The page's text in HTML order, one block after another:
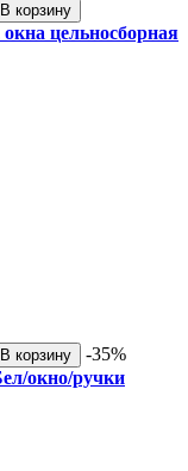
В корзину
цельносборная
В корзину
-35%
окно/ручки